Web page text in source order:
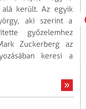
alá került. Az egyik
aki szerint a
győzelemhez
Zuckerberg az
keresi a